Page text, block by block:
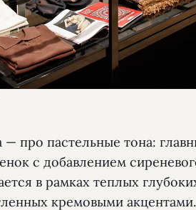
— про пастельные тона:
с добавлением
в рамках теплых
кремовыми